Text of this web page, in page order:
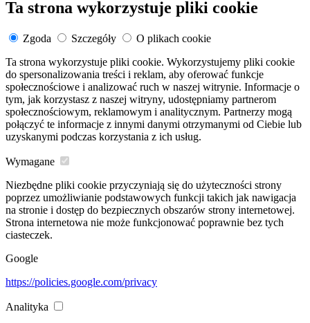
Ta strona wykorzystuje pliki cookie
Zgoda Szczegóły
O plikach cookie
Ta strona wykorzystuje pliki cookie. Wykorzystujemy pliki cookie
do spersonalizowania treści i reklam, aby oferować funkcje
społecznościowe i analizować ruch w naszej witrynie. Informacje o
tym, jak korzystasz z naszej witryny, udostępniamy partnerom
społecznościowym, reklamowym i analitycznym. Partnerzy mogą
połączyć te informacje z innymi danymi otrzymanymi od Ciebie lub
uzyskanymi podczas korzystania z ich usług.
Wymagane
Niezbędne pliki cookie przyczyniają się do użyteczności strony
poprzez umożliwianie podstawowych funkcji takich jak nawigacja
na stronie i dostęp do bezpiecznych obszarów strony internetowej.
Strona internetowa nie może funkcjonować poprawnie bez tych
ciasteczek.
Google
https://policies.google.com/privacy
Analityka